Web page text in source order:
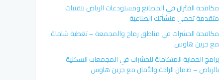
مكافحة الفئران في المصانع ومستودعات الرياض بتقنيات
متقدمة تحمي منشأتك الصناعية
مكافحة الحشرات في مناطق رماح والمجمعة – تغطية شاملة
مع جرين هاوس
برامج الحماية المتكاملة للحشرات في المجمعات السكنية
بالرياض – ضمان الراحة والأمان مع جرين هاوس